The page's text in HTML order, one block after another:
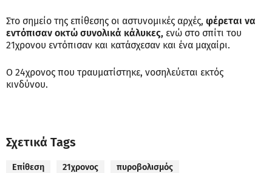
Στο σημείο της επίθεσης οι αστυνομικές αρχές, φέρεται να
εντόπισαν οκτώ συνολικά κάλυκες, ενώ στο σπίτι του
21χρονου εντόπισαν και κατάσχεσαν και ένα μαχαίρι.
Ο 24χρονος που τραυματίστηκε, νοσηλεύεται εκτός
κινδύνου.
Σχετικά Tags
Επίθεση 21χρονος πυροβολισμός